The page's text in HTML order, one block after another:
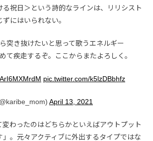
る祝日＞という詩的なラインは、リリシスト
にはいられない。
突き抜けたいと思って歌うエネルギー
て疾走するぞ。ここからまたよろしく。
pic.twitter.com/k5lzDBbhfz
April 13, 2021
変わったのはどちらかといえばアウトプット
」。元々アクティブに外出するタイプではな